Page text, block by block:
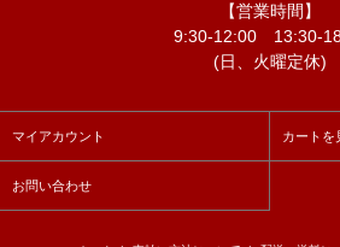
【営業時間】
9:30-12:00 13:30-
(日、火曜定休)
マイアカウント カートを
お問い合わせ